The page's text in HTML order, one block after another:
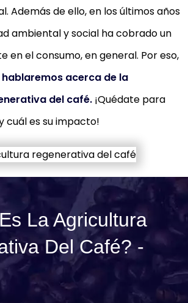
Además de ello, en los últimos años
ambiental y social ha cobrado un
en el consumo, en general. Por eso,
hablaremos acerca de la
del café. ¡Quédate para
cuál es su impacto!
La Agricultura
Del Café? -